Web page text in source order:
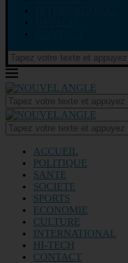
ACCUEIL
POLITIQUE
SANTE
SOCIETE
SPORTS
ECONOMIE
CULTURE
INTERNATIONAL
HI-TECH
CONTACT